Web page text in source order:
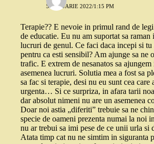
5 IANUARIE 2022/1:15 PM
Terapie?? E nevoie in primul rand de legi
de educatie. Eu nu am suportat sa raman
lucruri de genul. Ce faci daca incepi si tu
pentru ca esti sensibil? Am ajunge sa ne
trafic. E extrem de nesanatos sa
asemenea lucruri. Solutia mea a fost sa
sa fac si terapie, desi nu eu sunt cea care
urgenta… Si ce surpriza, in afara tarii
dar absolut nimeni nu are un asemenea
Doar noi astia „diferiti” trebuie sa ne
specie de oameni prezenta numai la noi
nu ar trebui sa imi pese de ce unii urla si
Atata timp cat nu ne simtim in siguranta